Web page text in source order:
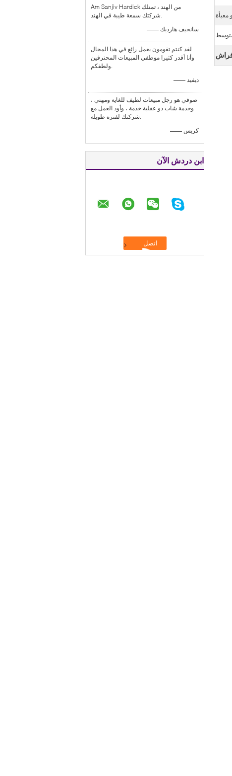
Am Sanjiv Hardick من الهند ، تمتلك
شركتك سمعة طيبة في الهند.
—— سانجيف هارديك
لقد كنتم تقومون بعمل رائع في هذا المجال
وأنا أقدر كثيرا موظفي المبيعات المحترفين
ولطفكم.
—— ديفيد
صوفي هو رجل مبيعات لطيف للغاية ومهني ،
وخدمة شاب ذو عقلية خدمة ، وأود العمل مع
شركتك لفترة طويلة.
—— كريس
ابن دردش الآن